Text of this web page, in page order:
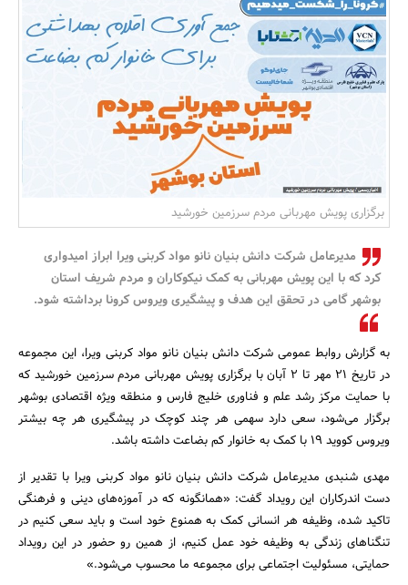
بانک، بیمه و سرمایه
مسکن و ساختمان
برگزاری پویش مهربانی مردم سرزمین خورشید
مدیرعامل شرکت دانش بنیان نانو مواد کربنی ویرا ابراز امیدواری
کرد که با این پویش مهربانی به کمک نیکوکاران و مردم شریف استان
بوشهر گامی در تحقق این هدف و پیشگیری ویروس کرونا برداشته شود.
به گزارش روابط عمومی شرکت دانش بنیان نانو مواد کربنی ویرا، این مجموعه
در تاریخ 21 مهر تا 2 آبان با برگزاری پویش مهربانی مردم سرزمین خورشید که
با حمایت مرکز رشد علم و فناوری خلیج فارس و منطقه ویژه اقتصادی بوشهر
برگزار می‌شود، سعی دارد سهمی هر چند کوچک در پیشگیری هر چه بیشتر
ویروس کووید 19 با کمک به خانوار کم بضاعت داشته باشد.
مهدی شنبدی مدیرعامل شرکت دانش بنیان نانو مواد کربنی ویرا با تقدیر از
دست اندرکاران این رویداد گفت: «همانگونه که در آموزه‌های دینی و فرهنگی
تاکید شده، وظیفه هر انسانی کمک به همنوع خود است و باید سعی کنیم در
تنگناهای زندگی به وظیفه خود عمل کنیم، از همین رو حضور در این رویداد
حمایتی، مسئولیت اجتماعی برای مجموعه ما محسوب می‌شود.»